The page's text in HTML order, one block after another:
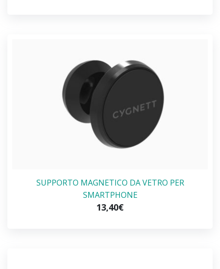
SUPPORTO MAGNETICO DA VETRO PER
SMARTPHONE
13,40€